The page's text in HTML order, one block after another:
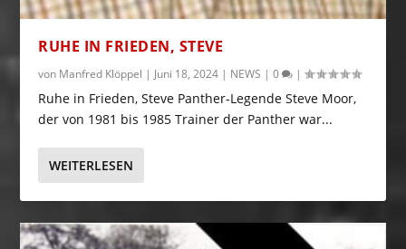
RUHE IN FRIEDEN, STEVE
von Manfred Klöppel | Juni 18, 2024 | NEWS |0 |
Ruhe in Frieden, Steve Panther-Legende Steve Moor,
der von 1981 bis 1985 Trainer der Panther war...
WEITERLESEN